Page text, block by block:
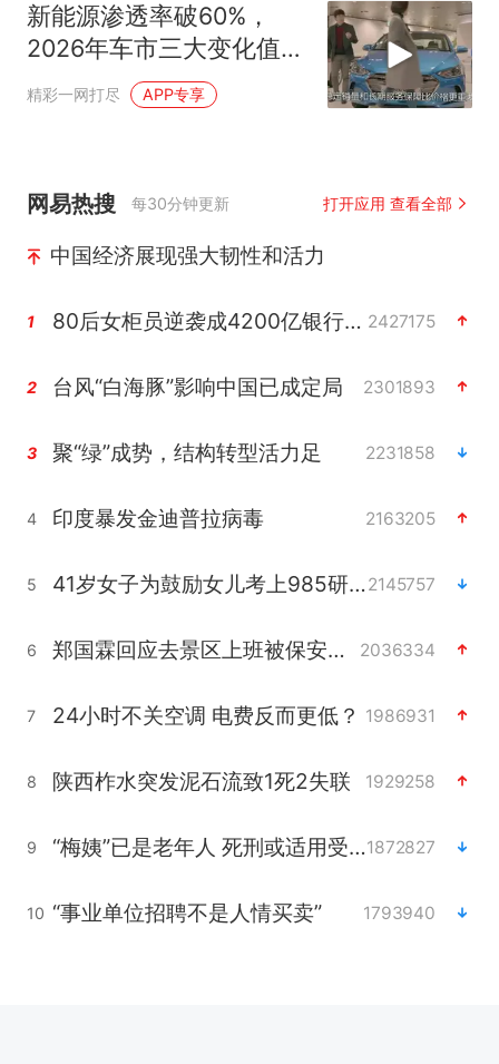
新能源渗透率破60%，
2026年车市三大变化值得
关注
精彩一网打尽 APP专享
网易热搜 每30分钟更新 打开应用 查看全部
中国经济展现强大韧性和活力
1 80后女柜员逆袭成4200亿银行副行长 2427175
2 台风“白海豚”影响中国已成定局 2301893
3 聚“绿”成势，结构转型活力足 2231858
4 印度暴发金迪普拉病毒 2163205
5 41岁女子为鼓励女儿考上985研究生2145757
6 郑国霖回应去景区上班被保安拦下 2036334
7 24小时不关空调 电费反而更低？ 1986931
8 陕西柞水突发泥石流致1死2失联 1929258
9 “梅姨”已是老年人 死刑或适用受限1872827
10 “事业单位招聘不是人情买卖” 1793940